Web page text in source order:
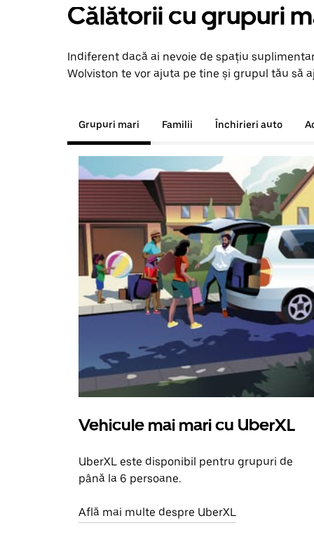
Călătorii cu grupuri
Indiferent dacă ai nevoie de spațiu
Wolviston te vor ajuta pe tine și grupul tău să
Grupuri mari Familii Închirieri auto
Vehicule mai mari cu UberXL
UberXL este disponibil pentru grupuri de
până la 6 persoane.
Află mai multe despre UberXL